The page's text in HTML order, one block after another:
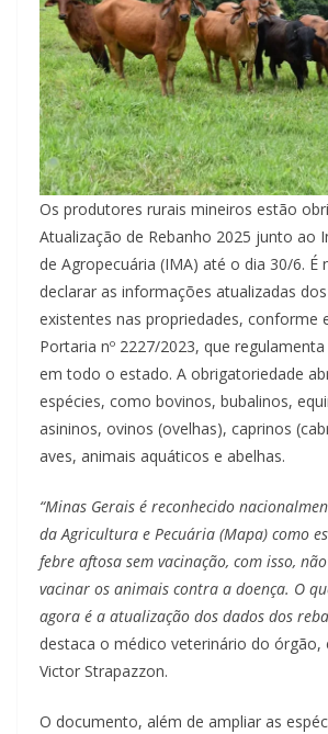
Os produtores rurais mineiros estão
Atualização de Rebanho 2025 junto ao
de Agropecuária (IMA) até o dia 30/6. É
declarar as informações atualizadas
existentes nas propriedades, conforme
Portaria nº 2227/2023, que
em todo o estado. A obrigatoriedade
espécies, como bovinos, bubalinos,
asininos, ovinos (ovelhas), caprinos
aves, animais aquáticos e abelhas.
“Minas Gerais é reconhecido
da Agricultura e Pecuária (Mapa) como
febre aftosa sem vacinação, com isso,
vacinar os animais contra a doença. O
agora é a atualização dos dados dos
destaca o médico veterinário do órgão,
Victor Strapazzon.
O documento, além de ampliar as